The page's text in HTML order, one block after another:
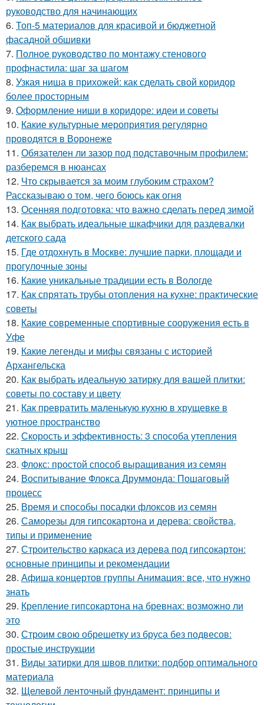
руководство для начинающих
6. Топ-5 материалов для красивой и бюджетной
фасадной обшивки
7. Полное руководство по монтажу стенового
профнастила: шаг за шагом
8. Узкая ниша в прихожей: как сделать свой коридор
более просторным
9. Оформление ниши в коридоре: идеи и советы
10. Какие культурные мероприятия регулярно
проводятся в Воронеже
11. Обязателен ли зазор под подставочным профилем:
разберемся в нюансах
12. Что скрывается за моим глубоким страхом?
Рассказываю о том, чего боюсь как огня
13. Осенняя подготовка: что важно сделать перед зимой
14. Как выбрать идеальные шкафчики для раздевалки
детского сада
15. Где отдохнуть в Москве: лучшие парки, площади и
прогулочные зоны
16. Какие уникальные традиции есть в Вологде
17. Как спрятать трубы отопления на кухне: практические
советы
18. Какие современные спортивные сооружения есть в
Уфе
19. Какие легенды и мифы связаны с историей
Архангельска
20. Как выбрать идеальную затирку для вашей плитки:
советы по составу и цвету
21. Как превратить маленькую кухню в хрущевке в
уютное пространство
22. Скорость и эффективность: 3 способа утепления
скатных крыш
23. Флокс: простой способ выращивания из семян
24. Воспитывание Флокса Друммонда: Пошаговый
процесс
25. Время и способы посадки флоксов из семян
26. Саморезы для гипсокартона и дерева: свойства,
типы и применение
27. Строительство каркаса из дерева под гипсокартон:
основные принципы и рекомендации
28. Афиша концертов группы Анимация: все, что нужно
знать
29. Крепление гипсокартона на бревнах: возможно ли
это
30. Строим свою обрешетку из бруса без подвесов:
простые инструкции
31. Виды затирки для швов плитки: подбор оптимального
материала
32. Щелевой ленточный фундамент: принципы и